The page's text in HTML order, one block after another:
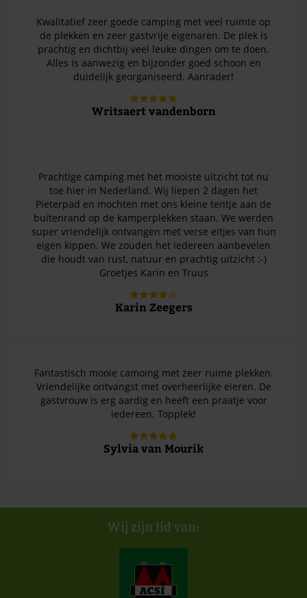
Kwalitatief zeer goede camping met veel ruimte op
de plekken en zeer gastvrije eigenaren. De plek is
prachtig en dichtbij veel leuke dingen om te doen.
Alles is aanwezig en bijzonder goed schoon en
duidelijk georganiseerd. Aanrader!
Writsaert vandenborn
Prachtige camping met het mooiste uitzicht tot nu
toe hier in Nederland. Wij liepen 2 dagen het
Pieterpad en mochten met ons kleine tentje aan de
buitenrand op de kamperplekken staan. We werden
super vriendelijk ontvangen met verse eitjes van hun
eigen kippen. We zouden het iedereen aanbevelen
die houdt van rust, natuur en prachtig uitzicht :-)
Groetjes Karin en Truus
Karin Zeegers
Fantastisch mooie camoing met zeer ruime plekken.
Vriendelijke ontvangst met overheerlijke eieren. De
gastvrouw is erg aardig en heeft een praatje voor
iedereen. Topplek!
Sylvia van Mourik
Wij zijn lid van: